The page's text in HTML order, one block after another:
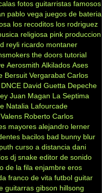
fotos guitarristas famosos
pablo vega juegos de bateria
los recoditos los rodriguez
religiosa pink produccion
reyli ricardo montaner
the doors tutorial
Aerosmith Alkilados Ases
Bersuit Vergarabat Carlos
DNCE David Guetta Depeche
Juan Magan La Septima
Natalia Lafourcade
Roberto Carlos
mayores alejandro lerner
bacilos bad bunny blur
curso a distancia dani
dj snake editor de sonido
de la fila enjambre eros
franco de vita futbol guitar
guitarras gibson hillsong